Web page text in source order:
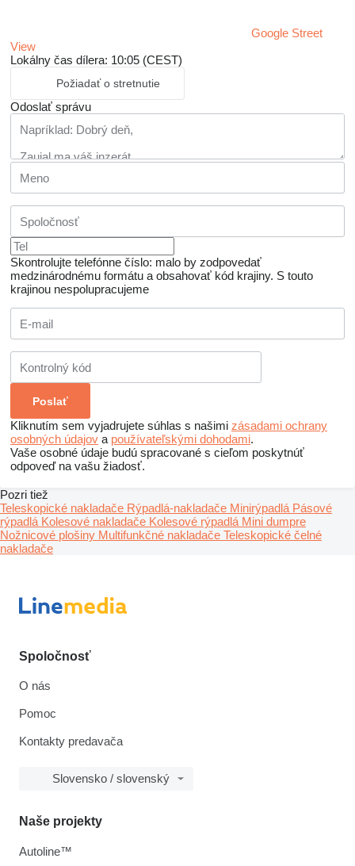
Google Street
View
Lokálny čas dílera: 10:05 (CEST)
Požiadať o stretnutie
Odoslať správu
Skontrolujte telefónne číslo: malo by zodpovedať
medzinárodnému formátu a obsahovať kód krajiny. S touto
krajinou nespolupracujeme
Kliknutím sem vyjadrujete súhlas s našimi zásadami ochrany
osobných údajov a používateľskými dohodami.
Vaše osobné údaje budú spracované s cieľom poskytnúť
odpoveď na vašu žiadosť.
Pozri tiež
Teleskopické nakladače Rýpadlá-nakladače Minirýpadlá Pásové
rýpadlá Kolesové nakladače Kolesové rýpadlá Mini dumpre
Nožnicové plošiny Multifunkčné nakladače Teleskopické čelné
nakladače
Spoločnosť
O nás
Pomoc
Kontakty predavača
Slovensko / slovenský
Naše projekty
Autoline™